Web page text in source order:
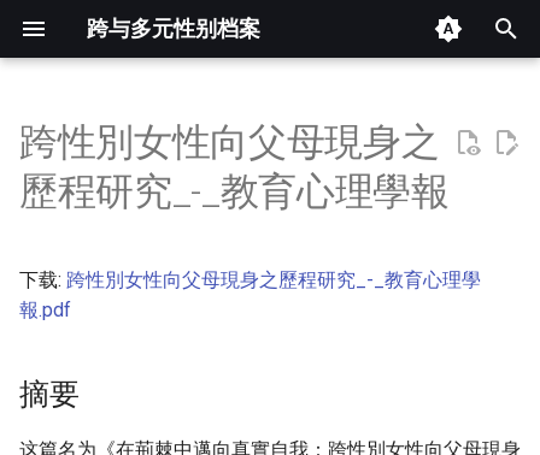
跨与多元性别档案
入
以
开
摘要
正文
跨性別女性向父母現身之
歷程研究_-_教育心理學報
下载: 跨性別女性向父母現身之歷程研究_-_教育心理學
報.pdf
摘要
这篇名为《在荊棘中邁向真實自我：跨性別女性向父母現身